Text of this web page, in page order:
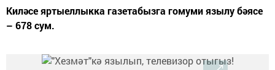
Киләсе яртыеллыкка газетабызга гомуми язылу бәясе
– 678 сум.